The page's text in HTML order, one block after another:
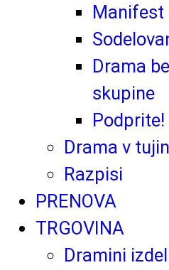
Manifest
Drama
skupine
Podprite!
Drama v
Razpisi
PRENOVA
TRGOVINA
Dramini